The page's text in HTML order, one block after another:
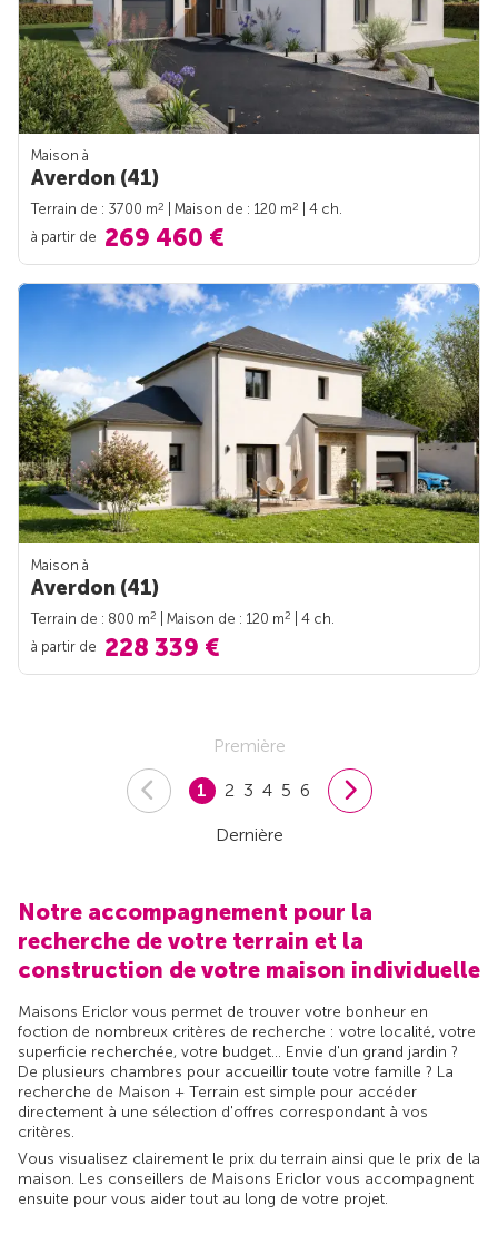
Maison à
Averdon (41)
Terrain de : 3700 m2 | Maison de : 120 m2
| 4 ch.
à partir de 269 460 €
Maison à
Averdon (41)
Terrain de : 800 m2 | Maison de : 120 m2
| 4 ch.
à partir de 228 339 €
Première
1 2 3 4 5 6
Dernière
Notre accompagnement pour la
recherche de votre terrain et la
construction de votre maison individuelle
Maisons Ericlor vous permet de trouver votre bonheur en
foction de nombreux critères de recherche : votre localité, votre
superficie recherchée, votre budget... Envie d'un grand jardin ?
De plusieurs chambres pour accueillir toute votre famille ? La
recherche de Maison + Terrain est simple pour accéder
directement à une sélection d'offres correspondant à vos
critères.
Vous visualisez clairement le prix du terrain ainsi que le prix de la
maison. Les conseillers de Maisons Ericlor vous accompagnent
ensuite pour vous aider tout au long de votre projet.